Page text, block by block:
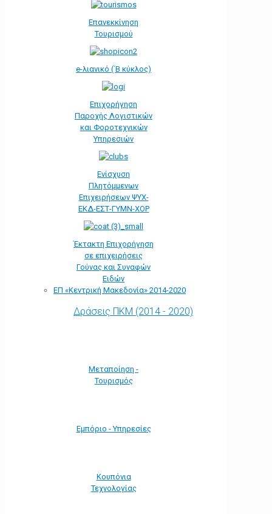
Επανεκκίνηση
Τουρισμού
e-λιανικό (΄Β κύκλος)
Επιχορήγηση
Παροχής Λογιστικών
και Φοροτεχνικών
Υπηρεσιών
Ενίσχυση
Πλητόμμενων
Επιχειρήσεων ΨΥΧ-
ΕΚΔ-ΕΣΤ-ΓΥΜΝ-ΧΟΡ
Έκτακτη Επιχορήγηση
σε επιχειρήσεις
Γούνας και Συναφών
Ειδών
ΕΠ «Kεντρική Μακεδονία» 2014-2020
Δράσεις ΠΚΜ (2014 - 2020)
Μεταποίηση -
Τουρισμός
Εμπόριο - Υπηρεσίες
Κουπόνια
Τεχνολογίας